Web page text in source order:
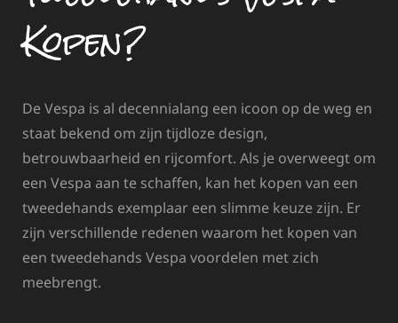
Kopen?
De Vespa is al decennialang een icoon op de weg en
staat bekend om zijn tijdloze design,
betrouwbaarheid en rijcomfort. Als je overweegt om
een Vespa aan te schaffen, kan het kopen van een
tweedehands exemplaar een slimme keuze zijn. Er
zijn verschillende redenen waarom het kopen van
een tweedehands Vespa voordelen met zich
meebrengt.